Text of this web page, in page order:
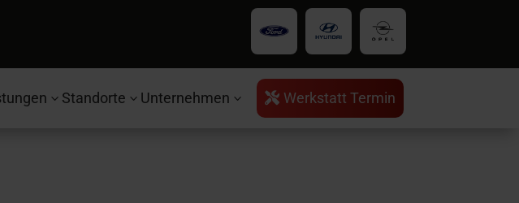
3 Standorte 3 Unternehmen 3  Werkstatt Termin